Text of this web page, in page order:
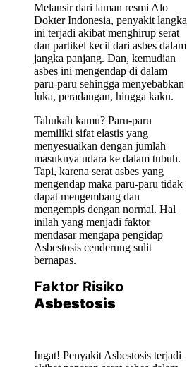
Melansir dari laman resmi Alo
Dokter Indonesia, penyakit langka
ini terjadi akibat menghirup serat
dan partikel kecil dari asbes dalam
jangka panjang. Dan, kemudian
asbes ini mengendap di dalam
paru-paru sehingga menyebabkan
luka, peradangan, hingga kaku.
Tahukah kamu? Paru-paru
memiliki sifat elastis yang
menyesuaikan dengan jumlah
masuknya udara ke dalam tubuh.
Tapi, karena serat asbes yang
mengendap maka paru-paru tidak
dapat mengembang dan
mengempis dengan normal. Hal
inilah yang menjadi faktor
mendasar mengapa pengidap
Asbestosis cenderung sulit
bernapas.
Faktor Risiko
Asbestosis
Ingat! Penyakit Asbestosis terjadi